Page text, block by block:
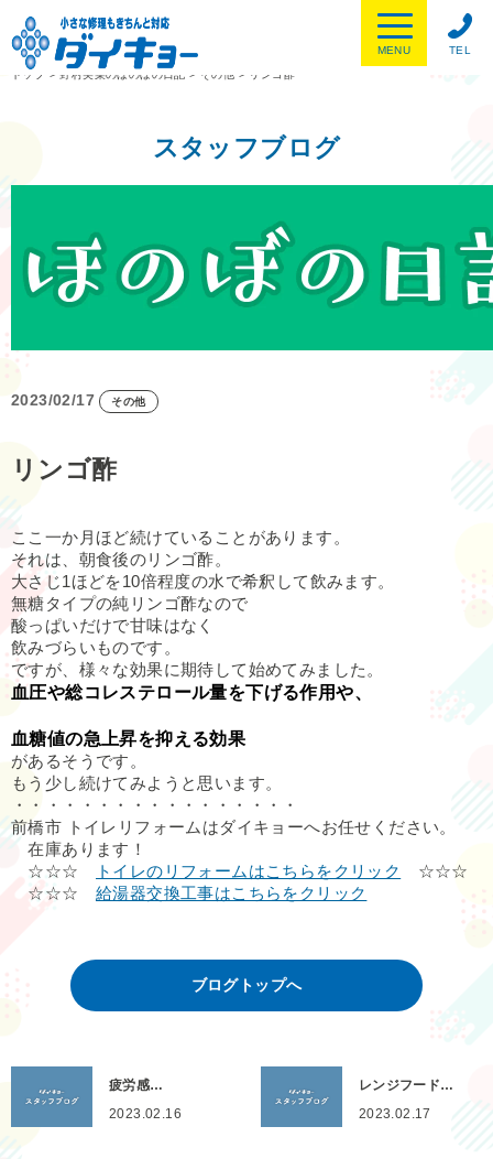
TEL
MENU
トップ
>野村美菜のほのぼの日記 > その他 > リンゴ酢
スタッフブログ
2023/02/17 その他
リンゴ酢
ここ一か月ほど続けていることがあります。
それは、朝食後のリンゴ酢。
大さじ1ほどを10倍程度の水で希釈して飲みます。
無糖タイプの純リンゴ酢なので
酸っぱいだけで甘味はなく
飲みづらいものです。
ですが、様々な効果に期待して始めてみました。
血圧や総コレステロール量を下げる作用や、
血糖値の急上昇を抑える効果
があるそうです。
もう少し続けてみようと思います。
・・・・・・・・・・・・・・・・・
前橋市 トイレリフォームはダイキョーへお任せください。
在庫あります！
☆☆☆
トイレのリフォームはこちらをクリック
☆☆☆
☆☆☆ 給湯器交換工事はこちらをクリック
ブログトップへ
疲労感…
2023.02.16
レンジフード…
2023.02.17